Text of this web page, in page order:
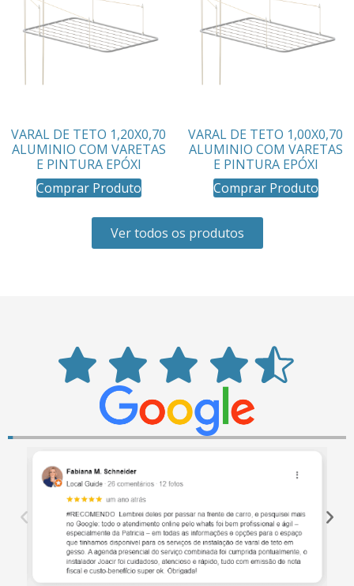
VARAL DE TETO 1,20X0,70
ALUMINIO COM VARETAS
E PINTURA EPÓXI
Comprar Produto
VARAL DE TETO 1,00X0,70
ALUMINIO COM VARETAS
E PINTURA EPÓXI
Comprar Produto
Ver todos os produtos